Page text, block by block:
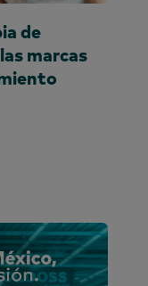
de
marcas